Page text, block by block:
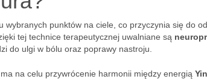
punktów na ciele, co przyczynia się do
tej technice terapeutycznej uwalniane są
do ulgi w bólu oraz poprawy nastroju.
na celu przywrócenie harmonii między energią Yin